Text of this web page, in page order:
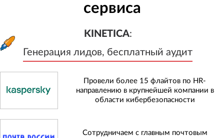
сервиса
KINETICA:
Генерация лидов, бесплатный аудит
Генерация лидов, бесплатный
Провели более 15 флайтов по HR-
направлению в крупнейшей компании в
области кибербезопасности
Сотрудничаем с главным почтовым